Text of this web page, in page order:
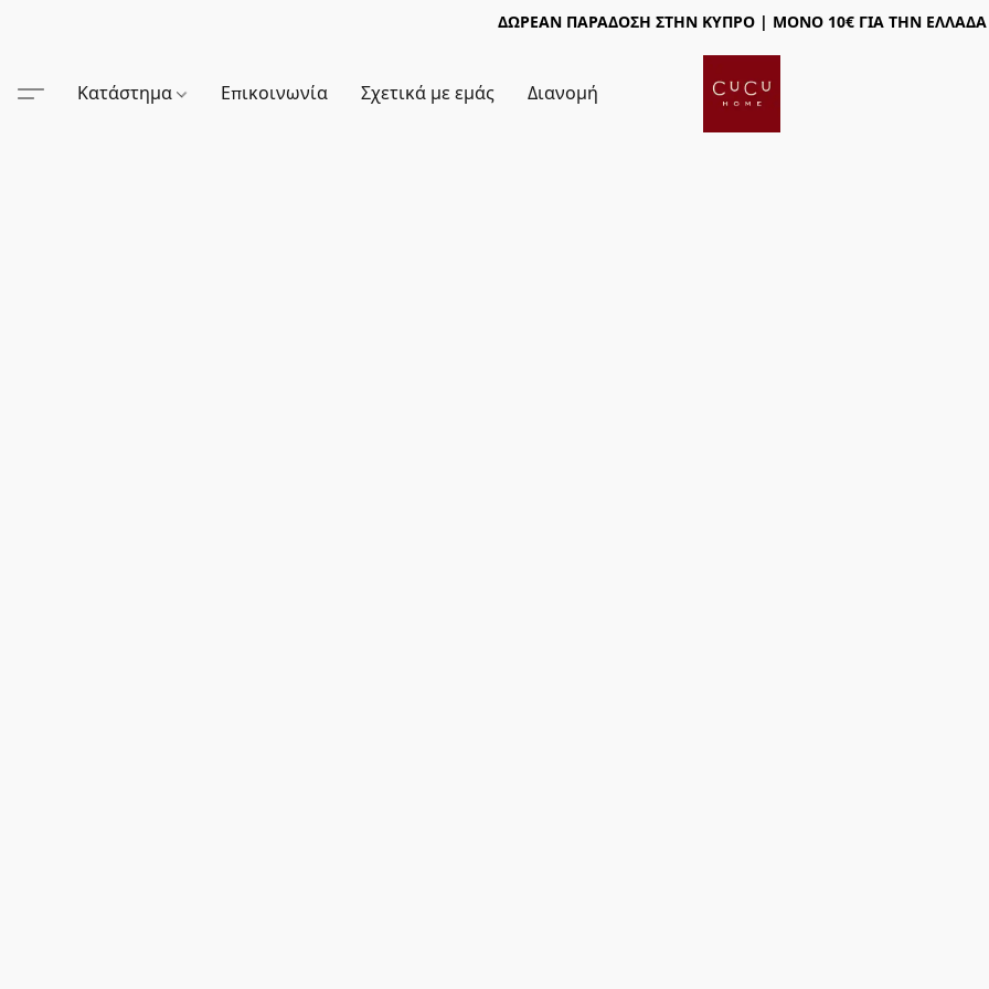
ΔΩΡΕΑΝ ΠΑΡΑΔΟΣΗ ΣΤΗΝ ΚΥΠΡΟ | ΜΟΝΟ 10€ ΓΙΑ ΤΗΝ ΕΛΛΑΔΑ
Κατάστημα Επικοινωνία Σχετικά με εμάς Διανομή